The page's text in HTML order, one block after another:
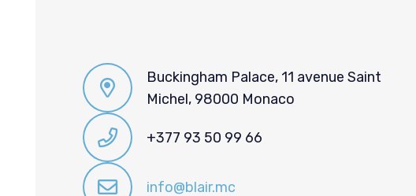
Buckingham Palace, 11 avenue Saint
Michel, 98000 Monaco
+377 93 50 99 66
info@blair.mc